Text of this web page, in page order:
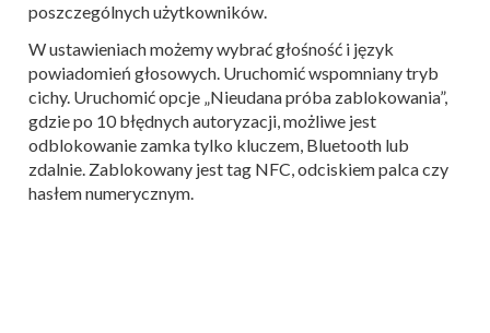
poszczególnych użytkowników.
W ustawieniach możemy wybrać głośność i język
powiadomień głosowych. Uruchomić wspomniany tryb
cichy. Uruchomić opcje „Nieudana próba zablokowania”,
gdzie po 10 błędnych autoryzacji, możliwe jest
odblokowanie zamka tylko kluczem, Bluetooth lub
zdalnie. Zablokowany jest tag NFC, odciskiem palca czy
hasłem numerycznym.